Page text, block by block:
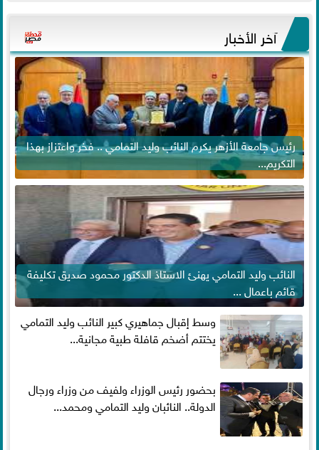
آخر الأخبار
رئيس جامعة الأزهر يكرم النائب وليد التمامي .. فخر واعتزاز بهذا
التكريم...
النائب وليد التمامي يهنئ الاستاذ الدكتور محمود صديق تكليفة
قائم باعمال ...
وسط إقبال جماهيري كبير النائب وليد التمامي
يختتم أضخم قافلة طبية مجانية...
بحضور رئيس الوزراء ولفيف من وزراء ورجال
الدولة.. النائبان وليد التمامي ومحمد...